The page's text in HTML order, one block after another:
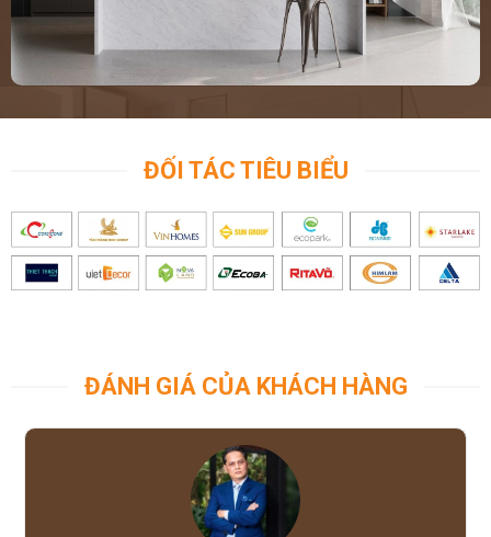
ĐỐI TÁC TIÊU BIỂU
ĐÁNH GIÁ CỦA KHÁCH HÀNG